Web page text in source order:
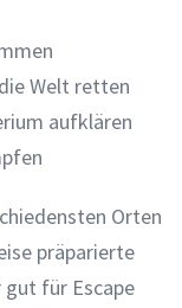
Welt retten
aufklären
Orten
präparierte
für Escape